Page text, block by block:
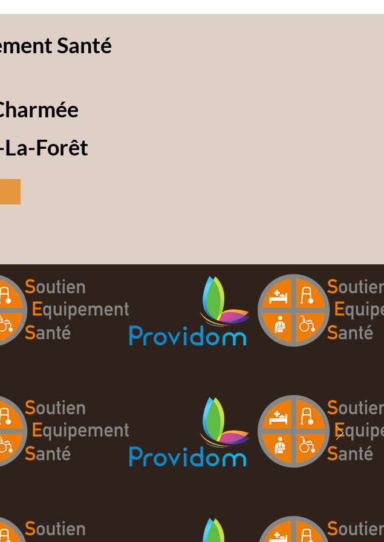
Santé
Forêt